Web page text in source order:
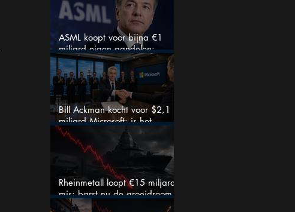
ASML koopt voor bijna €1
miljard eigen aandelen:
slimme zet of dure timing?
Bill Ackman kocht voor $2,1
miljard Microsoft: is het
aandeel na de koerssprong
nog aantrekkelijk?
Rheinmetall loopt €15 miljard
mis: barst nu de groeidroom
van het defensiebedrijf?